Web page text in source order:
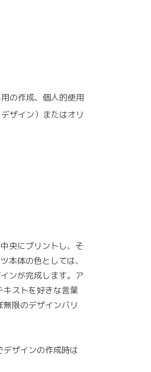
の作成、個人的使用
ザイン）またはオリ
央にプリントし、そ
本体の色としては、
ンが完成します。ア
キストを好きな言葉
限のデザインバリ
ザインの作成時は